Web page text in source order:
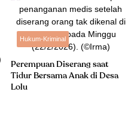
Hukum-Kriminal
Perempuan Diserang saat
Tidur Bersama Anak di Desa
Lolu